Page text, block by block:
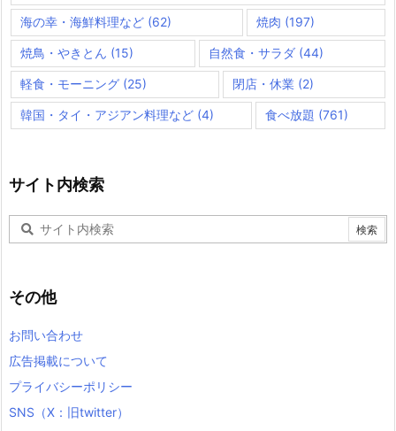
海の幸・海鮮料理など (62) 焼肉 (197)
焼鳥・やきとん (15) 自然食・サラダ (44)
軽食・モーニング (25) 閉店・休業(2)
韓国・タイ・アジアン料理など (4) 食べ放題 (761)
サイト内検索
その他
お問い合わせ
広告掲載について
プライバシーポリシー
SNS（X：旧twitter）